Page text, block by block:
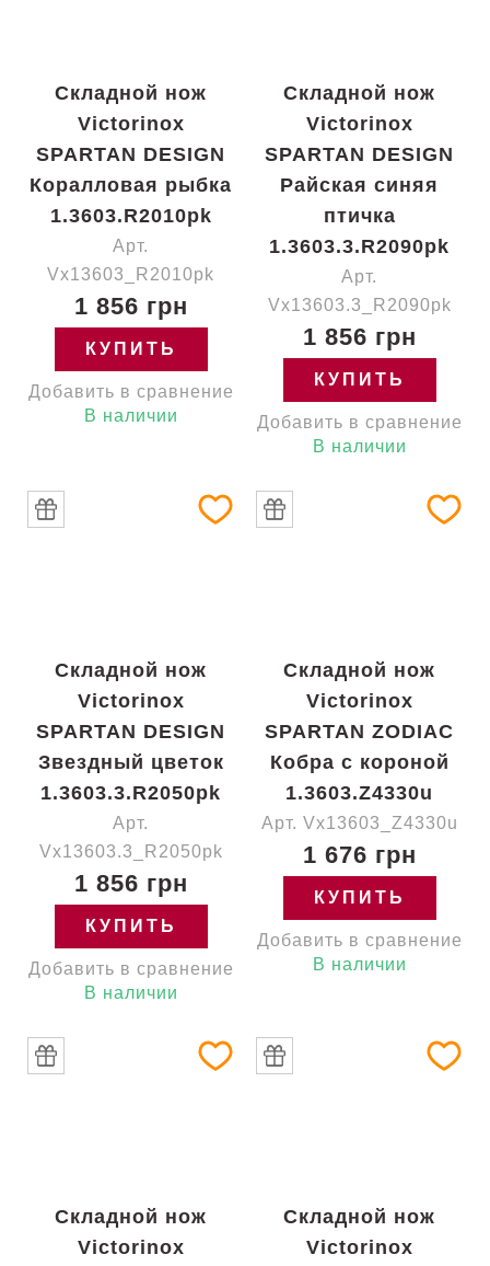
Складной нож
Victorinox
SPARTAN DESIGN
Коралловая рыбка
1.3603.R2010pk
Арт.
Vx13603_R2010pk
1 856 грн
КУПИТЬ
Добавить в сравнение
В наличии
Складной нож
Victorinox
SPARTAN DESIGN
Райская синяя
птичка
1.3603.3.R2090pk
Арт.
Vx13603.3_R2090pk
1 856 грн
КУПИТЬ
Добавить в сравнение
В наличии
Складной нож
Victorinox
SPARTAN DESIGN
Звездный цветок
1.3603.3.R2050pk
Арт.
Vx13603.3_R2050pk
1 856 грн
КУПИТЬ
Добавить в сравнение
В наличии
Складной нож
Victorinox
SPARTAN ZODIAC
Кобра с короной
1.3603.Z4330u
Арт. Vx13603_Z4330u
1 676 грн
КУПИТЬ
Добавить в сравнение
В наличии
Складной нож
Victorinox
Складной нож
Victorinox